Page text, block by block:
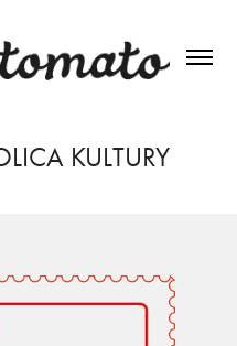
KULTURY